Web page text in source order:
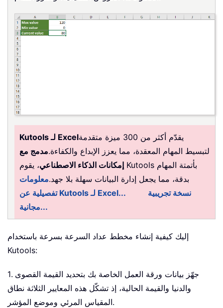
Kutools لـ Excelيقدّم أكثر من 300 ميزة متقدمة
لتبسيط المهام المعقدة، مما يعزز الإبداع والكفاءة.مدمج مع
إمكانات الذكاء الاصطناعي، يقوم Kutools بأتمتة المهام
بدقة، مما يجعل إدارة البيانات سهلة بلا جهد.معلومات
تفصيلية عن Kutools لـ Excel...
نسخة تجريبية
مجانية...
إليك كيفية إنشاء مخطط عداد السرعة بسرعة باستخدام
Kutools:
1. جهّز بيانات ورقة العمل الخاصة بك بتحديد القيمة القصوى
والدنيا والقيمة الحالية، إذ تشكّل هذه المعايير الثلاثة نطاق
المقياس المرئي وموضع المؤشر.